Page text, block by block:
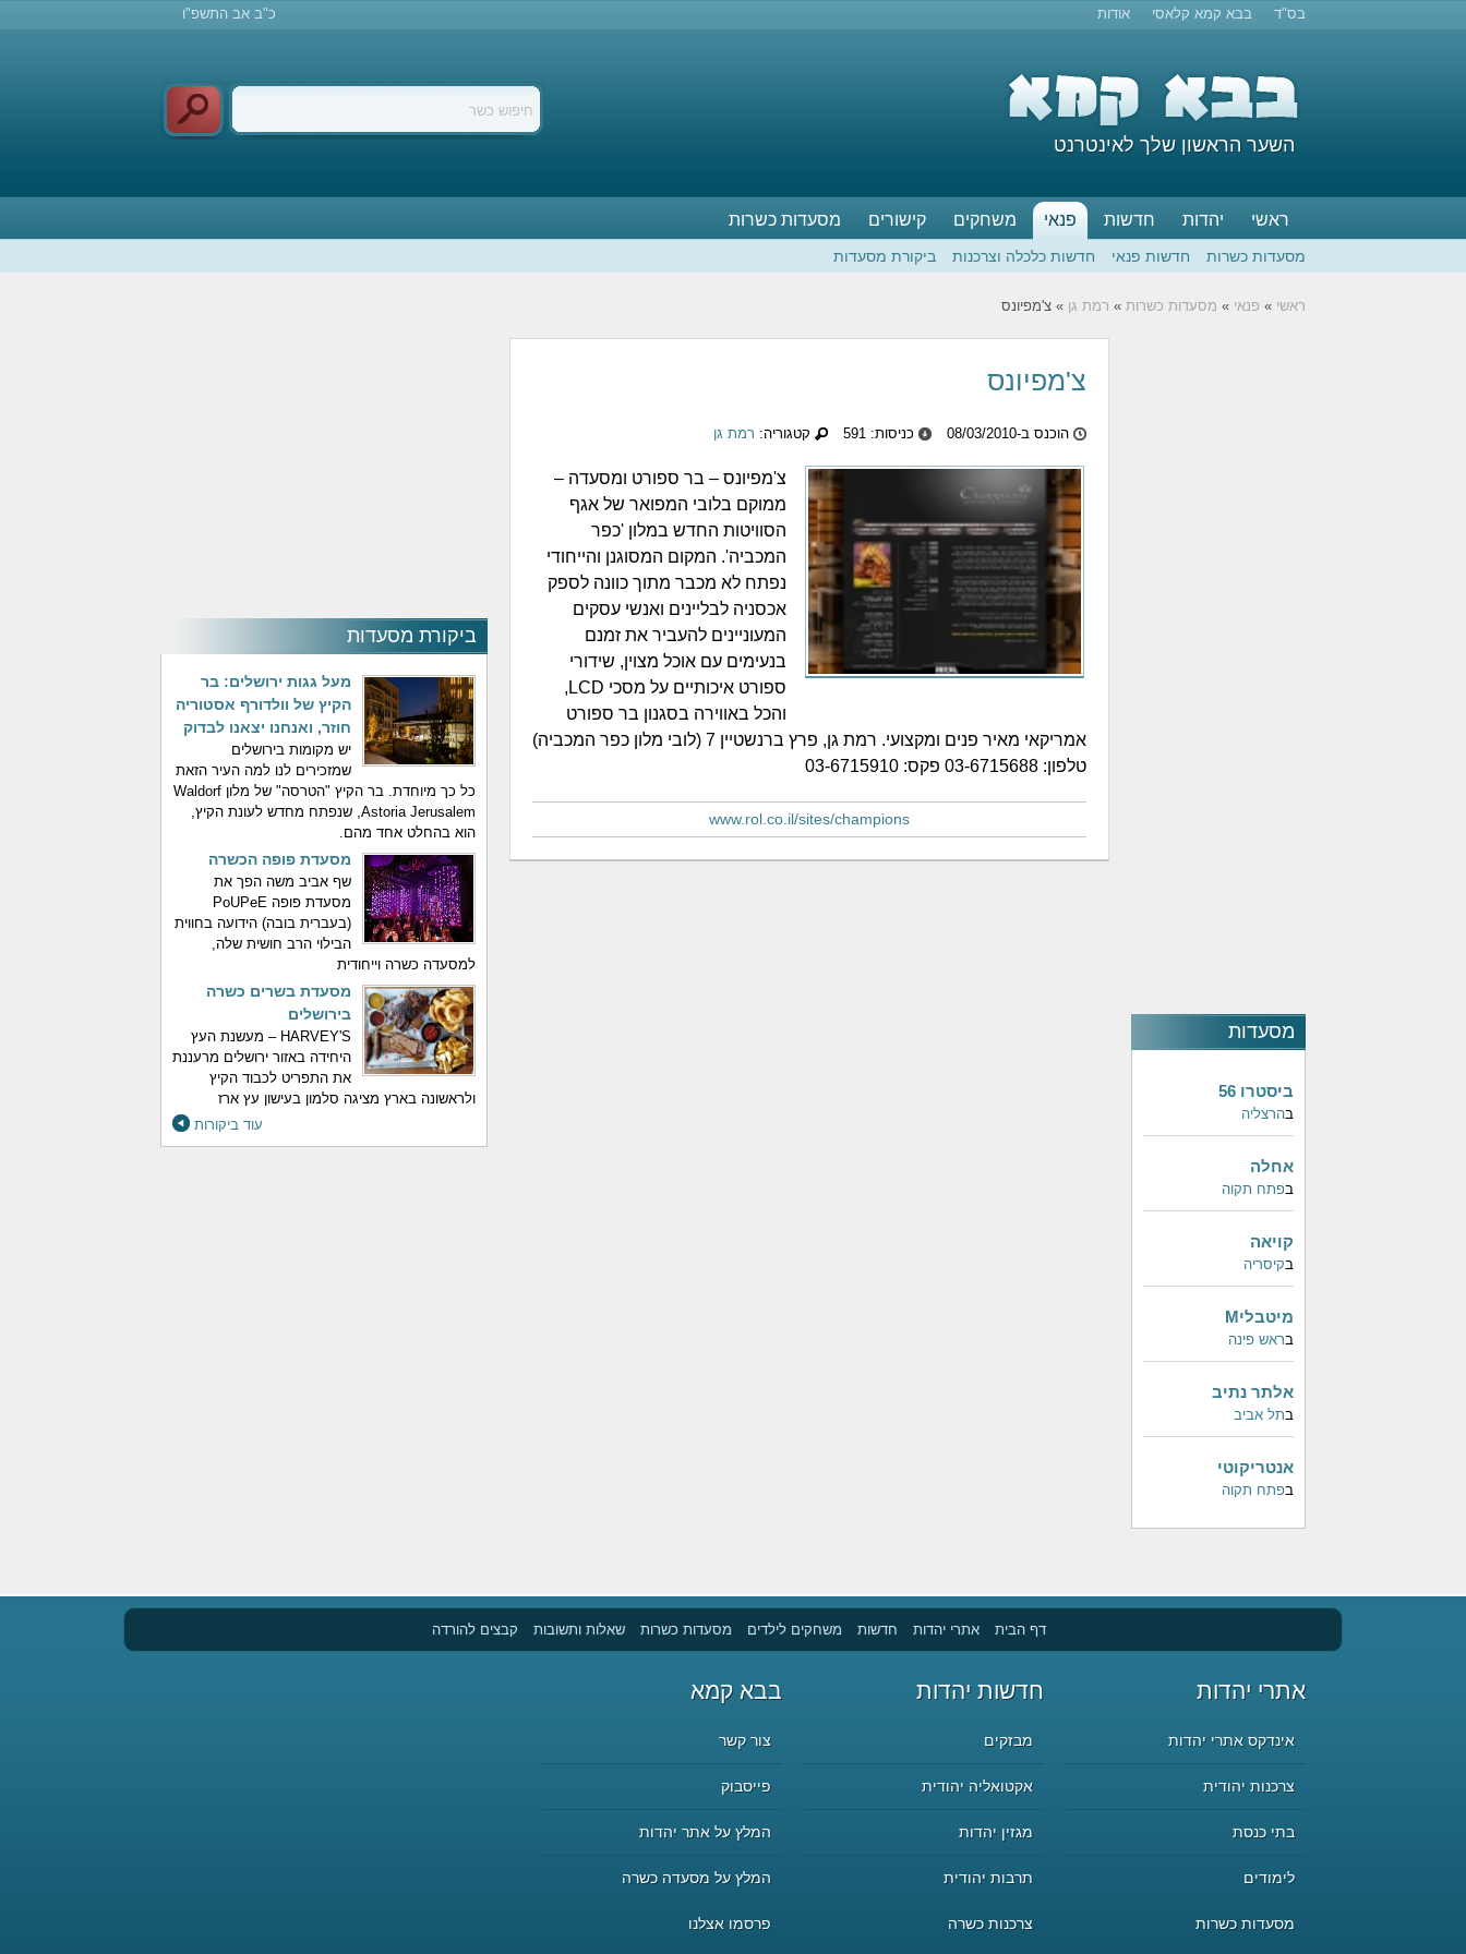
בס"ד בבא קמא קלאסי אודות כ"ב אב התשפ"ו
השער הראשון שלך לאינטרנט
ראשי יהדות חדשות פנאי משחקים קישורים מסעדות כשרות
מסעדות כשרות חדשות פנאי חדשות כלכלה וצרכנות ביקורת מסעדות
ראשי » פנאי » מסעדות כשרות » רמת גן » צ'מפיונס
מסעדות
ביסטרו 56
בהרצליה
אחלה
בפתח תקוה
קויאה
בקיסריה
מיטבליM
בראש פינה
אלתר נתיב
בתל אביב
אנטריקוטי
בפתח תקוה
ביקורת מסעדות
מעל גגות ירושלים: בר
הקיץ של וולדורף אסטוריה
חוזר, ואנחנו יצאנו לבדוק
יש מקומות בירושלים
שמזכירים לנו למה העיר הזאת
כל כך מיוחדת. בר הקיץ "הטרסה" של מלון Waldorf
Astoria Jerusalem, שנפתח מחדש לעונת הקיץ,
הוא בהחלט אחד מהם.
מסעדת פופה הכשרה
שף אביב משה הפך את
מסעדת פופה PoUPeE
(בעברית בובה) הידועה בחווית
הבילוי הרב חושית שלה,
למסעדה כשרה וייחודית
מסעדת בשרים כשרה
בירושלים
HARVEY'S – מעשנת העץ
היחידה באזור ירושלים מרעננת
את התפריט לכבוד הקיץ
ולראשונה בארץ מציגה סלמון בעישון עץ ארז
עוד ביקורות
צ'מפיונס
הוכנס ב-08/03/2010 כניסות: 591 קטגוריה: רמת גן
צ'מפיונס – בר ספורט ומסעדה –
ממוקם בלובי המפואר של אגף
הסוויטות החדש במלון 'כפר
המכביה'. המקום המסוגנן והייחודי
נפתח לא מכבר מתוך כוונה לספק
אכסניה לבליינים ואנשי עסקים
המעוניינים להעביר את זמנם
בנעימים עם אוכל מצוין, שידורי
ספורט איכותיים על מסכי LCD,
והכל באווירה בסגנון בר ספורט
אמריקאי מאיר פנים ומקצועי. רמת גן, פרץ ברנשטיין 7 (לובי מלון כפר המכביה)
טלפון: 03-6715688 פקס: 03-6715910
www.rol.co.il/sites/champions
דף הבית אתרי יהדות חדשות משחקים לילדים מסעדות כשרות שאלות ותשובות קבצים להורדה
אתרי יהדות
אינדקס אתרי יהדות
צרכנות יהודית
בתי כנסת
לימודים
מסעדות כשרות
חדשות יהדות
מבזקים
אקטואליה יהודית
מגזין יהדות
תרבות יהודית
צרכנות כשרה
בבא קמא
צור קשר
פייסבוק
המלץ על אתר יהדות
המלץ על מסעדה כשרה
פרסמו אצלנו